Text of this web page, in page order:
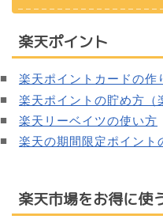
楽天ポイント
楽天ポイントカードの作
楽天ポイントの貯め方（
楽天リーベイツの使い方
楽天の期間限定ポイント
楽天市場をお得に使